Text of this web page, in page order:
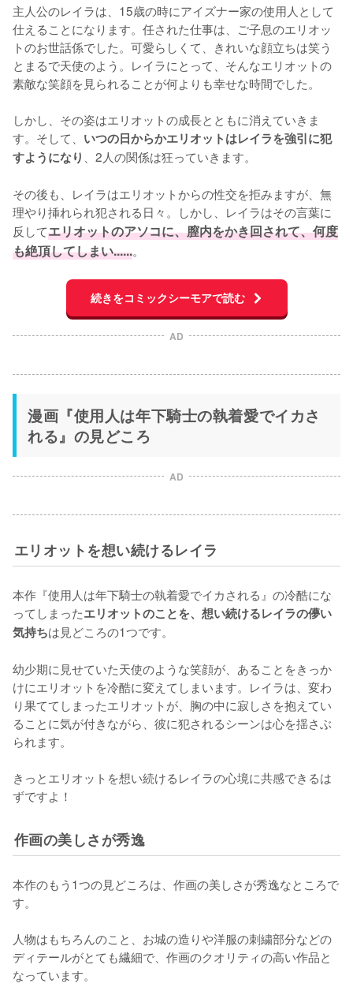
主人公のレイラは、15歳の時にアイズナー家の使用人として
仕えることになります。任された仕事は、ご子息のエリオッ
トのお世話係でした。可愛らしくて、きれいな顔立ちは笑う
とまるで天使のよう。レイラにとって、そんなエリオットの
素敵な笑顔を見られることが何よりも幸せな時間でした。
しかし、その姿はエリオットの成長とともに消えていきま
す。そして、 いつの日からかエリオットはレイラを強引に犯
すようになり
、2人の関係は狂っていきます。
その後も、レイラはエリオットからの性交を拒みますが、無
理やり挿れられ犯される日々。しかし、レイラはその言葉に
反してエリオットのアソコに、膣内をかき回されて、何度
も絶頂してしまい......。
続きをコミックシーモアで読む
AD
漫画『使用人は年下騎士の執着愛でイカさ
れる』の見どころ
AD
エリオットを想い続けるレイラ
本作『使用人は年下騎士の執着愛でイカされる』の冷酷にな
ってしまったエリオットのことを、想い続けるレイラの儚い
気持ちは見どころの1つです。
幼少期に見せていた天使のような笑顔が、あることをきっか
けにエリオットを冷酷に変えてしまいます。レイラは、変わ
り果ててしまったエリオットが、胸の中に寂しさを抱えてい
ることに気が付きながら、彼に犯されるシーンは心を揺さぶ
られます。
きっとエリオットを想い続けるレイラの心境に共感できるは
ずですよ！
作画の美しさが秀逸
本作のもう1つの見どころは、作画の美しさが秀逸なところで
す。
人物はもちろんのこと、お城の造りや洋服の刺繍部分などの
ディテールがとても繊細で、作画のクオリティの高い作品と
なっています。